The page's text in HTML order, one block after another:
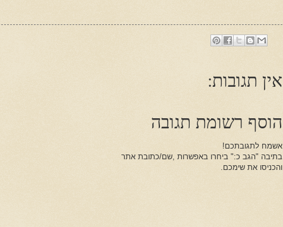
אין תגובות:
הוסף רשומת תגובה
אשמח לתגובתכם!
בתיבה "הגב כ:" ביחרו באפשרות ,שם/כתובת אתר
והכניסו את שימכם.